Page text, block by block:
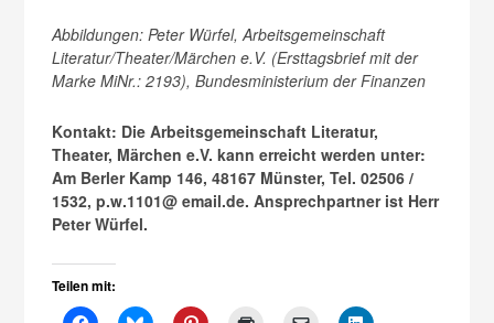
Abbildungen: Peter Würfel, Arbeitsgemeinschaft
Literatur/Theater/Märchen e.V. (Ersttagsbrief mit der
Marke MiNr.: 2193), Bundesministerium der Finanzen
Kontakt: Die Arbeitsgemeinschaft Literatur,
Theater, Märchen e.V. kann erreicht werden unter:
Am Berler Kamp 146, 48167 Münster, Tel. 02506 /
1532, p.w.1101@ email.de. Ansprechpartner ist Herr
Peter Würfel.
Teilen mit: